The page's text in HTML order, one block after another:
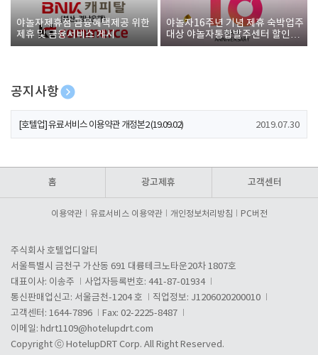
야놀자제휴점 금융혜택제공 위한
제휴 및 금융서비스 게시
야놀자16주년 기념 제휴 숙박업주
대상 야놀자통합발주센터 할인쿠
폰 증정
공지사항
[호텔업] 개인정보 처리방침 개정본1 (19.09.02)
[호텔업] 유료서비스 이용약관 개정본2 (19.09.02) 2019.07.30
홈 광고제휴 고객센터
이용약관 유료서비스 이용약관 개인정보처리방침 PC버전
주식회사 호텔업디알티
서울특별시 금천구 가산동 691 대륭테크노타운20차 1807호
대표이사: 이송주
사업자등록번호: 441-87-01934
통신판매업신고: 서울금천-1204 호
직업정보: J1206020200010
고객센터: 1644-7896
Fax: 02-2225-8487
이메일: hdrt1109@hotelupdrt.com
Copyright ⓒ HotelupDRT Corp. All Right Reserved.